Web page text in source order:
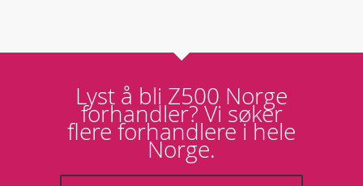
Lyst å bli Z500 Norge
forhandler? Vi søker
flere forhandlere i hele
Norge.